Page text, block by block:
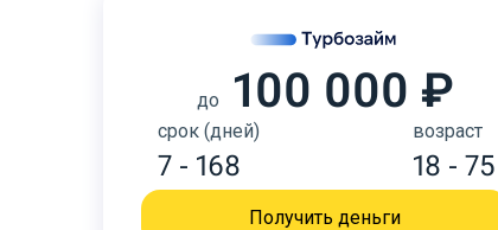
до 100 000 ₽
срок (дней)
7 - 168
возраст
18 - 75
Получить деньги